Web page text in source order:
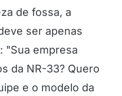
de fossa, a
ser apenas
"Sua empresa
da NR-33? Quero
e o modelo da